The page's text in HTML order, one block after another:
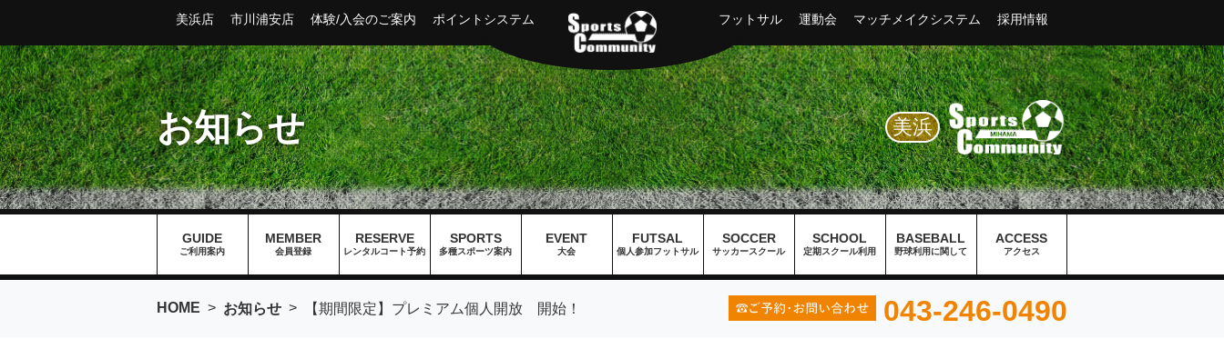
美浜店 市川浦安店 体験/入会のご案内 ポイントシステム フットサル 運動会 マッチメイクシステム 採用情報
お知らせ 美浜
GUIDE
ご利用案内
MEMBER
会員登録
RESERVE
レンタルコート予約
SPORTS
多種スポーツ案内
EVENT
大会
FUTSAL
個人参加フットサル
SOCCER
サッカースクール
SCHOOL
定期スクール利用
BASEBALL
野球利用に関して
ACCESS
アクセス
HOME > お知らせ > 【期間限定】プレミアム個人開放 開始！ 043-246-0490